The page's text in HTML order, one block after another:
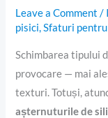
Leave a Comment /
pisici,Sfaturi
Schimbarea tipului
provocare — mai
texturi. Totuși,
așternuturile de